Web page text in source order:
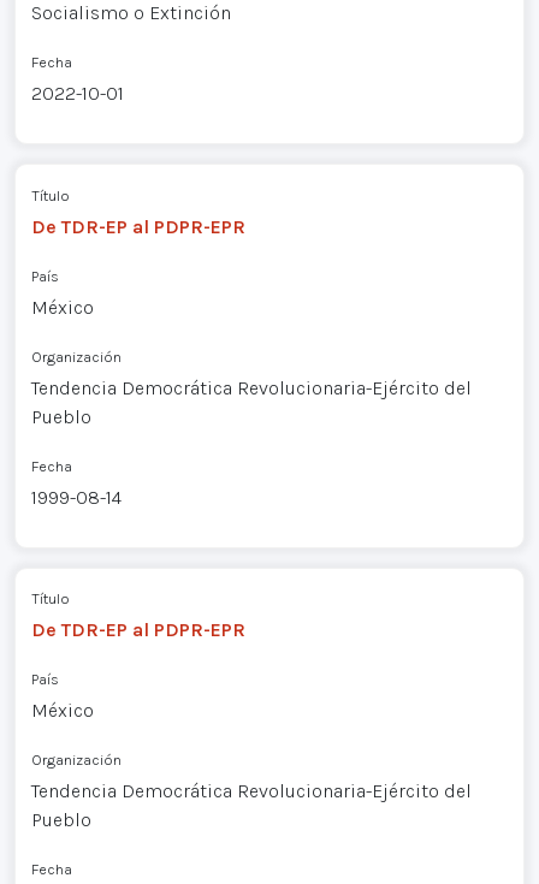
Socialismo o Extinción
Fecha
2022-10-01
Título
De TDR-EP al PDPR-EPR
País
México
Organización
Tendencia Democrática Revolucionaria-Ejército del
Pueblo
Fecha
1999-08-14
Título
De TDR-EP al PDPR-EPR
País
México
Organización
Tendencia Democrática Revolucionaria-Ejército del
Pueblo
Fecha